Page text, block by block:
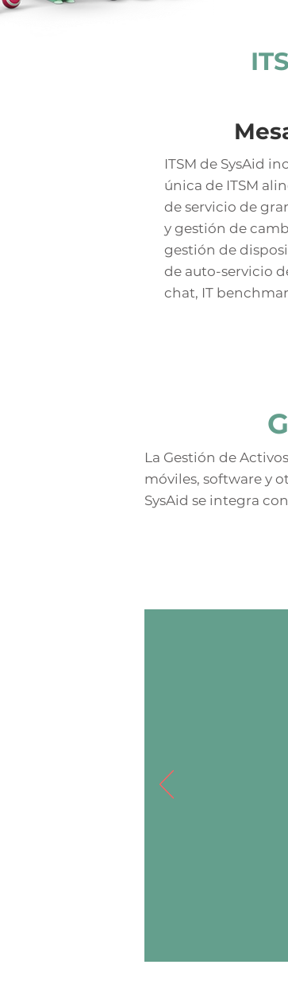
ITSM de SysAid
única de ITSM
de servicio de
y gestión de
gestión de
de auto-servicio
chat, IT
La Gestión de
móviles, software y
SysAid se integra